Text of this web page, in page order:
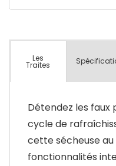
Les
Traites
Détendez les faux
cycle de
cette sécheuse au
fonctionnalités